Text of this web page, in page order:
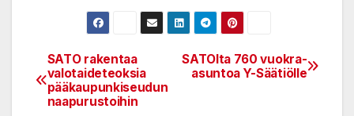
Post
navigation
SATOlta 760 vuokra-
asuntoa Y-Säätiölle
SATO rakentaa
valotaideteoksia
pääkaupunkiseudun
naapurustoihin